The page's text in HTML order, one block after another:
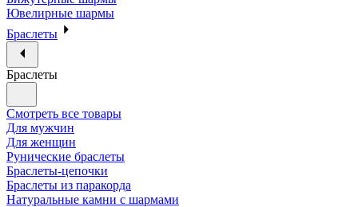
Ювелирные шармы
Браслеты
Браслеты
Смотреть все товары
Для мужчин
Для женщин
Рунические браслеты
Браслеты-цепочки
Браслеты из паракорда
Натуральные камни с шармами